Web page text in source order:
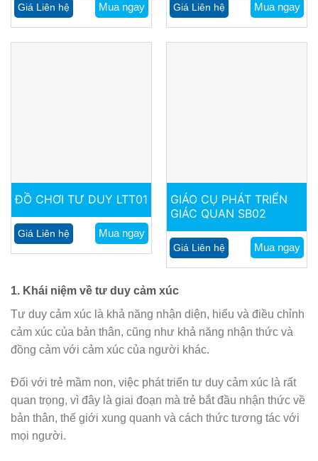
Giá Liên hệ Mua ngay Giá Liên hệ Mua ngay
ĐỒ CHƠI TƯ DUY LTT01
Giá Liên hệ Mua ngay
GIÁO CỤ PHÁT TRIỂN
GIÁC QUAN SB02
Giá Liên hệ Mua ngay
1. Khái niệm về tư duy cảm xúc
Tư duy cảm xúc là khả năng nhận diện, hiểu và điều chỉnh
cảm xúc của bản thân, cũng như khả năng nhận thức và
đồng cảm với cảm xúc của người khác.
Đối với trẻ mầm non, việc phát triển tư duy cảm xúc là rất
quan trọng, vì đây là giai đoạn mà trẻ bắt đầu nhận thức về
bản thân, thế giới xung quanh và cách thức tương tác với
mọi người.